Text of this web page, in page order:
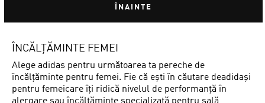
ÎNAINTE
ÎNCĂLȚĂMINTE FEMEI
Alege adidas pentru următoarea ta pereche de
încălțăminte pentru femei. Fie că ești în căutare deadidași
pentru femeicare îți ridică nivelul de performanță în